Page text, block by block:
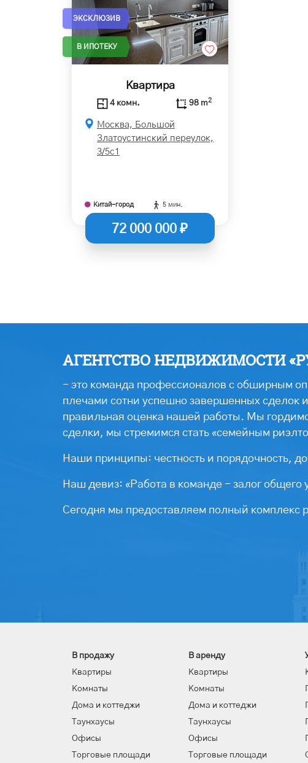
ЭКСКЛЮЗИВ
В ИПОТЕКУ
Квартира
4 комн. 98 m2
Москва, Большой
Златоустинский переулок,
3/5с1
Китай-город 5 мин.
72 000 000 ₽
АГЕНТСТВО НЕДВИЖИМОСТИ
- это команда профессионалов с обширным
плечами сотни успешно завершенных сделок
правильная оценка нашей работы. Мы
сделки, мы стремимся стать «семейным
Наши принципы: честность и порядочность,
Наш девиз: «Работа в команде - залог общего
Сегодня мы предоставляем полный комплекс
В продажу
Квартиры
Комнаты
Дома и коттеджи
Таунхаусы
Офисы
Торговые площади
В аренду
Квартиры
Комнаты
Дома и коттеджи
Таунхаусы
Офисы
Торговые площади